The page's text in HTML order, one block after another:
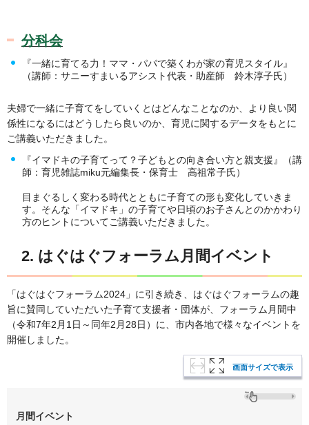
分科会
『一緒に育てる力！ママ・パパで築くわが家の育児スタイル』
（講師：サニーすまいるアシスト代表・助産師 鈴木淳子氏）
夫婦で一緒に子育てをしていくとはどんなことなのか、より良い関
係性になるにはどうしたら良いのか、育児に関するデータをもとに
ご講義いただきました。
『イマドキの子育てって？子どもとの向き合い方と親支援』（講
師：育児雑誌miku元編集長・保育士 高祖常子氏）
目まぐるしく変わる時代とともに子育ての形も変化していきま
す。そんな「イマドキ」の子育てや日頃のお子さんとのかかわり
方のヒントについてご講義いただきました。
2. はぐはぐフォーラム月間イベント
「はぐはぐフォーラム2024」に引き続き、はぐはぐフォーラムの趣
旨に賛同していただいた子育て支援者・団体が、フォーラム月間中
（令和7年2月1日～同年2月28日）に、市内各地で様々なイベントを
開催しました。
画面サイズで表示
月間イベント